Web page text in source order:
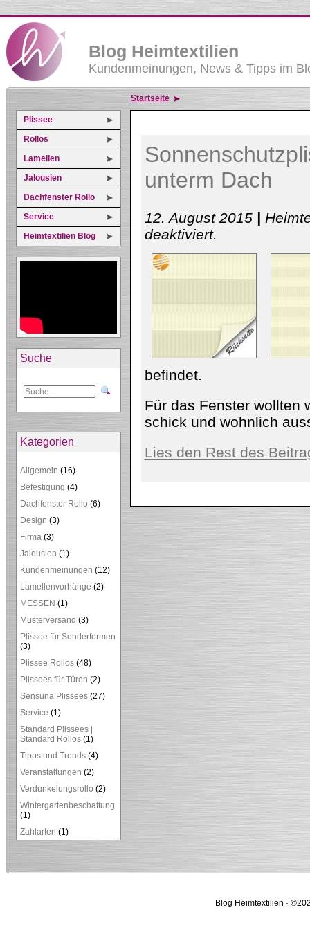
Blog Heimtextilien
Kundenmeinungen, News & Tipps im
Plissee
Rollos
Lamellen
Jalousien
Dachfenster Rollo
Service
Heimtextilien Blog
Suche
Kategorien
Allgemein (16)
Befestigung (4)
Dachfenster Rollo (6)
Design (3)
Firma(3)
Jalousien (1)
Kundenmeinungen (12)
Lamellenvorhänge (2)
MESSEN (1)
Musterversand (3)
Plissee für Sonderformen
(3)
Plissee Rollos(48)
Plissees für Türen (2)
Sensuna Plissees(27)
Service (1)
Standard Plissees |
Standard Rollos(1)
Tipps und Trends(4)
Veranstaltungen (2)
Verdunkelungsrollo (2)
Wintergartenbeschattung
(1)
Zahlarten (1)
Startseite
unterm Dach
12. August 2015 |
deaktiviertfür
Sonnenschutzplissee
unterm
.
befindet.
Für das Fenster wollten
schick und wohnlich
Lies den Rest des
Blog Heimtextilien ·